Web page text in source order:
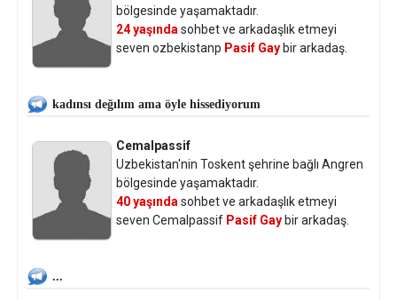
bölgesinde yaşamaktadır.
24 yaşında sohbet ve arkadaşlık etmeyi
seven ozbekistanp Pasif Gay bir arkadaş.
kadınsı değılım ama öyle hissediyorum
Cemalpassif
Uzbekistan'nin Toskent şehrine bağlı Angren
bölgesinde yaşamaktadır.
40 yaşında sohbet ve arkadaşlık etmeyi
seven Cemalpassif Pasif Gay bir arkadaş.
...